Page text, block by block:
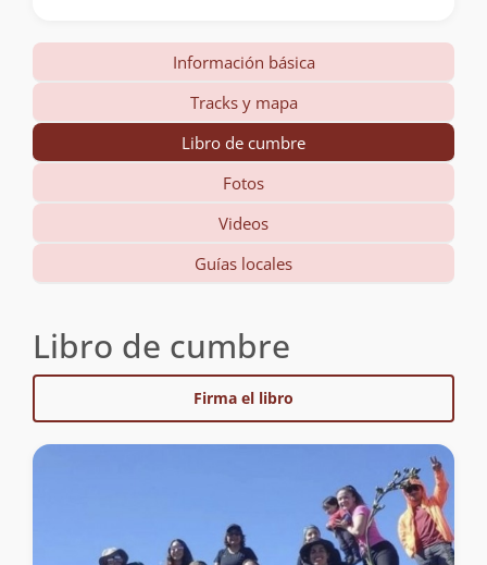
Información básica
Tracks y mapa
Libro de cumbre
Fotos
Videos
Guías locales
Libro de cumbre
Firma el libro